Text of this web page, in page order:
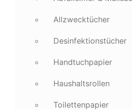
Allzwecktücher
Desinfektionstücher
Handtuchpapier
Haushaltsrollen
Toilettenpapier